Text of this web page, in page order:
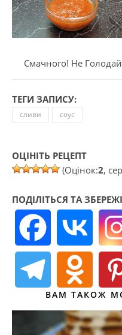
Смачного! Не Голодай
ТЕГИ ЗАПИСУ:
сливи соус
ОЦІНІТЬ РЕЦЕПТ
(Оцінок:2,
ПОДІЛІТЬСЯ ТА
ВАМ ТАКОЖ